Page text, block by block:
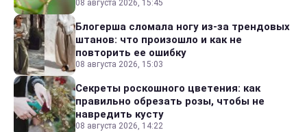
08 августа 2026, 15:45
Блогерша сломала ногу из-за трендовых
штанов: что произошло и как не
повторить ее ошибку
08 августа 2026, 15:03
Секреты роскошного цветения: как
правильно обрезать розы, чтобы не
навредить кусту
08 августа 2026, 14:22